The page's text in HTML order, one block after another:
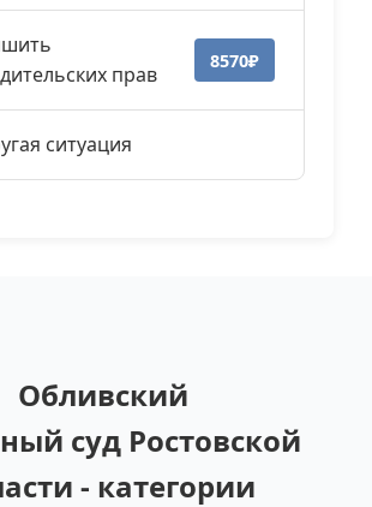
прав
8570₽
ситуация
Обливский
суд Ростовской
- категории